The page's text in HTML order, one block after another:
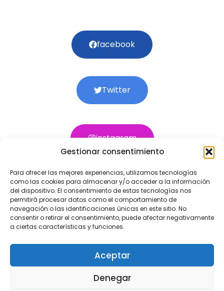
Gestionar consentimiento
Para ofrecer las mejores experiencias, utilizamos tecnologías
como las cookies para almacenar y/o acceder a la información
del dispositivo. El consentimiento de estas tecnologías nos
permitirá procesar datos como el comportamiento de
navegación o las identificaciones únicas en este sitio. No
consentir o retirar el consentimiento, puede afectar negativamente
a ciertas características y funciones.
Aceptar
Denegar
facebook
Twitter
instagram
Youtube
© Copyright 2026 MGA Healthy Digest.
Reservados todos los derechos